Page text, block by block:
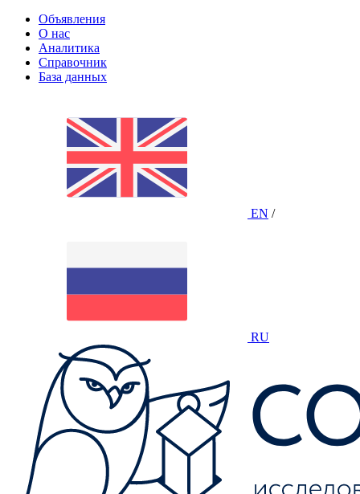
Объявления
О нас
Аналитика
Справочник
База данных
EN /
RU